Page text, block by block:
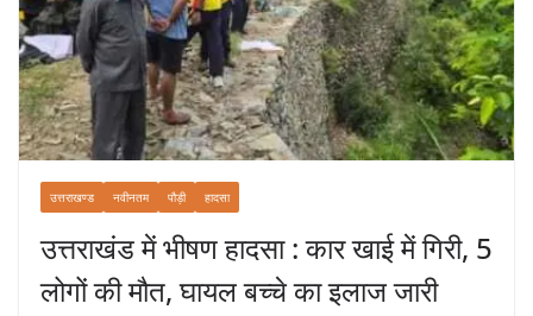
उत्तराखण्ड नवीनतम पौड़ी हादसा
उत्तराखंड में भीषण हादसा : कार खाई में गिरी, 5
लोगों की मौत, घायल बच्चे का इलाज जारी